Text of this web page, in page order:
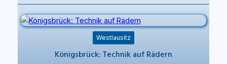
Westlausitz
Königsbrück: Technik auf Rädern